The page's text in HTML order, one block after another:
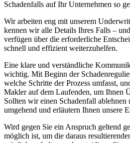
Schadenfalls auf Ihr Unternehmen so
Wir arbeiten eng mit unserem
kennen wir alle Details Ihres Falls –
verfügen über die erforderliche
schnell und effizient weiterzuhelfen.
Eine klare und verständliche
wichtig. Mit Beginn der
welche Schritte der Prozess umfasst,
Makler auf dem Laufenden, um Ihnen
Sollten wir einen Schadenfall
umgehend und erläutern Ihnen unsere
Wird gegen Sie ein Anspruch geltend
möglich ist, um die daraus